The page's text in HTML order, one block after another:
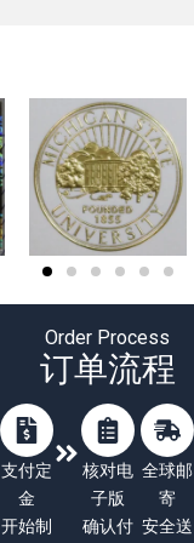
Order Process
订单流程
支付定
金
开始制
核对电
子版
确认付
全球邮
寄
安全送